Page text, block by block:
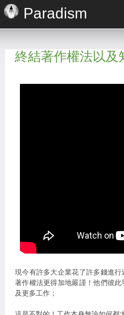
Paradism
終結著作權法以及
現今有許多大企業花了許多錢進
著作權法更得加地嚴謹！他們彼
及更多工作；